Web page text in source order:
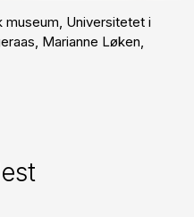
museum, Universitetet i
Marianne Løken,